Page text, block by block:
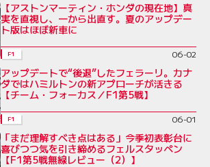
【アストンマーティン・ホンダの現在地】真
実を直視し、一から出直す。夏のアップデー
ト版はほぼ新車に
F1 06-02
アップデートで“後退”したフェラーリ。カナ
ダではハミルトンの新アプローチが活きる
【チーム・フォーカス／F1第5戦】
F1 06-01
「まだ理解すべき点はある」今季初表彰台に
喜びつつ気を引き締めるフェルスタッペン
【F1第5戦無線レビュー（2）】